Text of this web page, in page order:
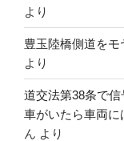
より
豊玉陸橋側道を
より
道交法第38条で
車がいたら車両
ん より